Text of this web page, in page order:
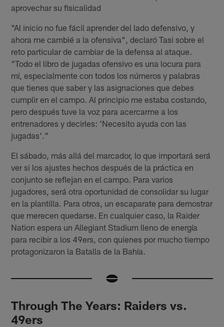
aprovechar su fisicalidad
"Al inicio no fue fácil aprender del lado defensivo, y
ahora me cambié a la ofensiva", declaró Tasi sobre el
reto particular de cambiar de la defensa al ataque.
"Todo el libro de jugadas ofensivo es una locura para
mí, especialmente con todos los números y palabras
que tienes que saber y las asignaciones que debes
cumplir en el campo. Al principio me estaba costando,
pero después tuve la voz para acercarme a los
entrenadores y decirles: 'Necesito ayuda con las
jugadas'."
El sábado, más allá del marcador, lo que importará será
ver si los ajustes hechos después de la práctica en
conjunto se reflejan en el campo. Para varios
jugadores, será otra oportunidad de consolidar su lugar
en la plantilla. Para otros, un escaparate para demostrar
que merecen quedarse. En cualquier caso, la Raider
Nation espera un Allegiant Stadium lleno de energía
para recibir a los 49ers, con quienes por mucho tiempo
protagonizaron la Batalla de la Bahía.
Through The Years: Raiders vs.
49ers